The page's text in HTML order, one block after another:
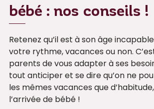
bébé : nos conseils !
Retenez qu’il est à son âge
votre rythme, vacances ou non.
parents de vous adapter à ses
tout anticiper et se dire qu’on ne
les mêmes vacances que
l’arrivée de bébé !